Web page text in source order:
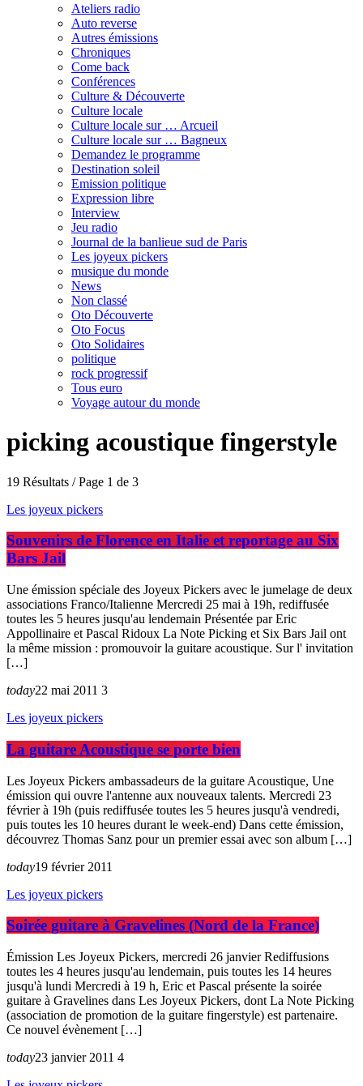
Ateliers radio
Auto reverse
Autres émissions
Chroniques
Come back
Conférences
Culture & Découverte
Culture locale
Culture locale sur … Arcueil
Culture locale sur … Bagneux
Demandez le programme
Destination soleil
Emission politique
Expression libre
Interview
Jeu radio
Journal de la banlieue sud de Paris
Les joyeux pickers
musique du monde
News
Non classé
Oto Découverte
Oto Focus
Oto Solidaires
politique
rock progressif
Tous euro
Voyage autour du monde
picking acoustique fingerstyle
19 Résultats / Page 1 de 3
Les joyeux pickers
Souvenirs de Florence en Italie et reportage au Six
Bars Jail
Une émission spéciale des Joyeux Pickers avec le jumelage de deux
associations Franco/Italienne Mercredi 25 mai à 19h, rediffusée
toutes les 5 heures jusqu'au lendemain Présentée par Eric
Appollinaire et Pascal Ridoux La Note Picking et Six Bars Jail ont
la même mission : promouvoir la guitare acoustique. Sur l' invitation
[…]
today22 mai 2011 3
Les joyeux pickers
La guitare Acoustique se porte bien
Les Joyeux Pickers ambassadeurs de la guitare Acoustique, Une
émission qui ouvre l'antenne aux nouveaux talents. Mercredi 23
février à 19h (puis rediffusée toutes les 5 heures jusqu'à vendredi,
puis toutes les 10 heures durant le week-end) Dans cette émission,
découvrez Thomas Sanz pour un premier essai avec son album […]
today19 février 2011
Les joyeux pickers
Soirée guitare à Gravelines (Nord de la France)
Émission Les Joyeux Pickers, mercredi 26 janvier Rediffusions
toutes les 4 heures jusqu'au lendemain, puis toutes les 14 heures
jusqu'à lundi Mercredi à 19 h, Eric et Pascal présente la soirée
guitare à Gravelines dans Les Joyeux Pickers, dont La Note Picking
(association de promotion de la guitare fingerstyle) est partenaire.
Ce nouvel évènement […]
today23 janvier 2011 4